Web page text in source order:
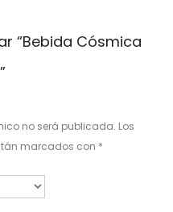
“Bebida Cósmica
no será publicada. Los
marcados con *